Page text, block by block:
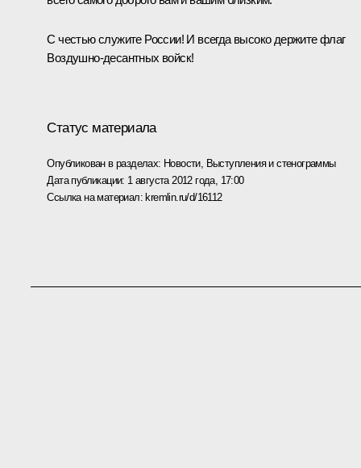
С честью служите России! И всегда высоко держите флаг
Воздушно-десантных войск!
Статус материала
Опубликован в разделах: Новости, Выступления и стенограммы
Дата публикации: 1 августа 2012 года, 17:00
Ссылка на материал: kremlin.ru/d/16112